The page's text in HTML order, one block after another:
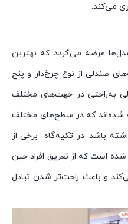
می‌کند.
عرضه می‌گردد که بهترین
صندلی از نوع چرخ‌دار و پنج
به‌راحتی در جهت‌های مختلف
شده‌اند که در سطح‌های مختلف
باشد. در تکیه‌گاه برخی از
است که از تعریق افراد حین
و باعث راحت‌تر شدن تبادل